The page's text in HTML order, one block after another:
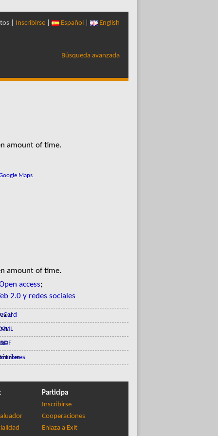
| Inscribirse Español English
Búsqueda avanzada
amount of time.
amount of time.
access;
2.0 y redes sociales
vCard
XML
RDF
similares
Participa
Inscribirse
Cooperaciones
Enlaza a Exit